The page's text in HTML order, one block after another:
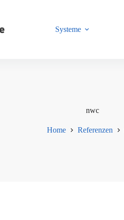
Systeme
nwc
Home Referenzen